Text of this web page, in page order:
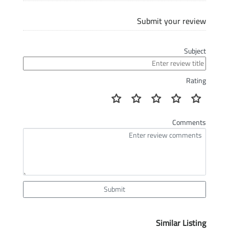
Submit your review
Subject
Rating
Comments
Submit
Similar Listing